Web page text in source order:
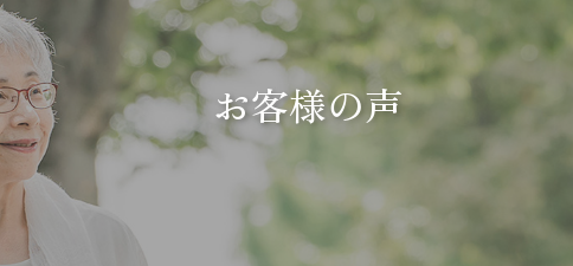
お客様の声